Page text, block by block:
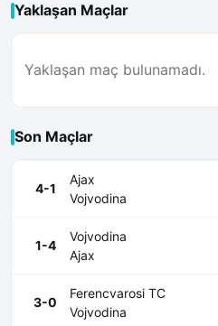
Yaklaşan Maçlar
Yaklaşan maç bulunamadı.
Son Maçlar
4-1
Ajax
Vojvodina
1-4
Vojvodina
Ajax
3-0
Ferencvarosi TC
Vojvodina